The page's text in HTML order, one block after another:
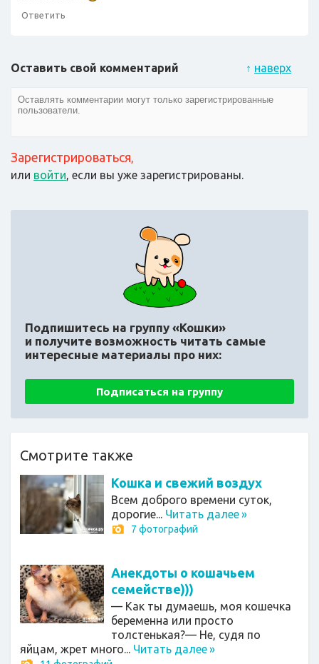
Ответить
↑ наверх
Оставить свой комментарий
Зарегистрироваться,
или войти, если вы уже зарегистрированы.
Подпишитесь на группу «Кошки»
и получите возможность читать самые
интересные материалы про них:
Подписаться на группу
Смотрите также
Кошка и свежий воздух
Всем доброго времени суток,
дорогие... Читать далее»
7 фотографий
Анекдоты о кошачьем
семействе)))
— Как ты думаешь, моя кошечка
беременна или просто
толстенькая?— Не, судя по
яйцам, жрет много... Читать далее»